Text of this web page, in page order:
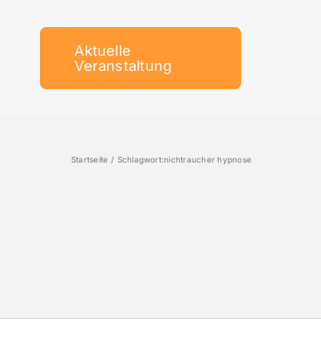
Aktuelle
Veranstaltung
Startseite Schlagwort:nichtraucher hypnose